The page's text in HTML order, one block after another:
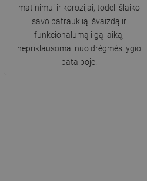
matinimui ir korozijai, todėl išlaiko
savo patrauklią išvaizdą ir
funkcionalumą ilgą laiką,
nepriklausomai nuo drėgmės lygio
patalpoje.